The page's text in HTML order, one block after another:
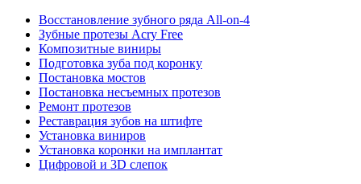
Восстановление зубного ряда All‑on‑4
Зубные протезы Acry Free
Композитные виниры
Подготовка зуба под коронку
Постановка мостов
Постановка несъемных протезов
Ремонт протезов
Реставрация зубов на штифте
Установка виниров
Установка коронки на имплантат
Цифровой и 3D слепок